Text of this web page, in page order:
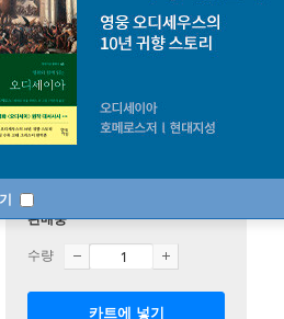
드는 박지성 씨 이야기
판매중
수량
카트에 넣기